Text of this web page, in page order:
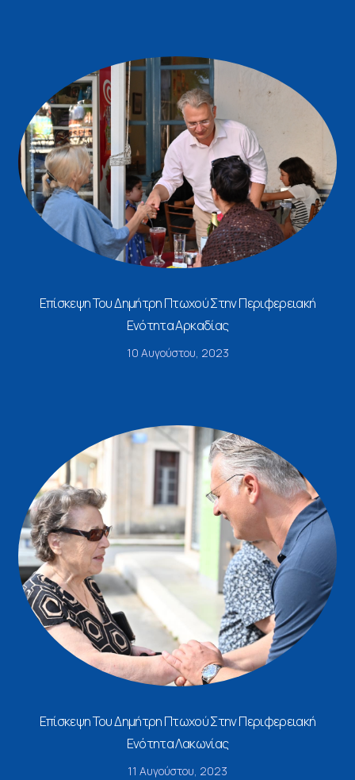
Επίσκεψη Του Δημήτρη Πτωχού Στην Περιφερειακή
Ενότητα Αρκαδίας
10 Αυγούστου, 2023
Επίσκεψη Του Δημήτρη Πτωχού Στην Περιφερειακή
Ενότητα Λακωνίας
11 Αυγούστου, 2023